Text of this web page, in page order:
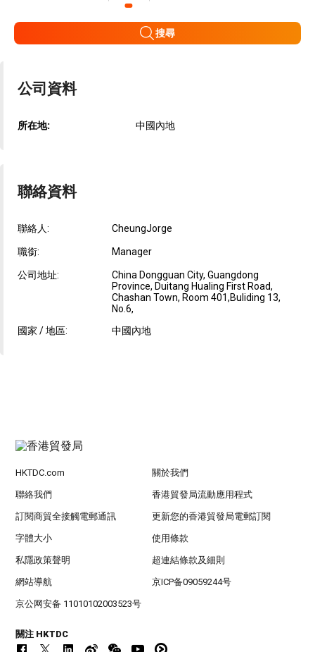
搜尋
公司資料
所在地: 中國內地
聯絡資料
聯絡人: CheungJorge
職銜: Manager
公司地址:
China Dongguan City, Guangdong
Province, Duitang Hualing First Road,
Chashan Town, Room 401,Buliding 13,
No.6,
國家 / 地區:
中國內地
HKTDC.com 關於我們
聯絡我們 香港貿發局流動應用程式
訂閱商貿全接觸電郵通訊 更新您的香港貿發局電郵訂閱
字體大小 使用條款
私隱政策聲明 超連結條款及細則
網站導航 京ICP备09059244号
京公网安备 11010102003523号
關注 HKTDC